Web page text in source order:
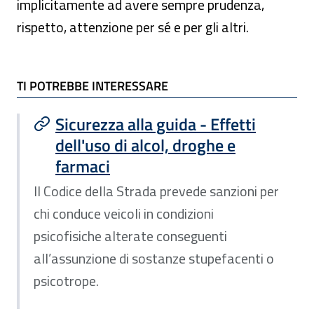
implicitamente ad avere sempre prudenza,
rispetto, attenzione per sé e per gli altri.
TI POTREBBE INTERESSARE
TI POTREBBE INTERESSARE
Sicurezza alla guida - Effetti
dell'uso di alcol, droghe e
farmaci
Il Codice della Strada prevede sanzioni per
chi conduce veicoli in condizioni
psicofisiche alterate conseguenti
all’assunzione di sostanze stupefacenti o
psicotrope.